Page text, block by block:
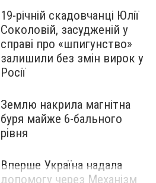
19-річній скадовчанці Юлії
Соколовій, засудженій у
справі про «шпигунство»
залишили без змін вирок у
Росії
Землю накрила магнітна
буря майже 6-бального
рівня
Вперше Україна надала
допомогу через Механізм